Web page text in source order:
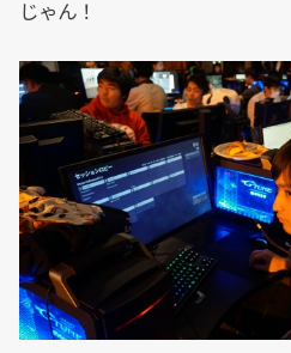
じゃん！